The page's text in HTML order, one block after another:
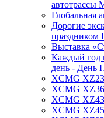
автотрассы
Глобальная
Дорогие
праздником
Выставка
Каждый год
день - День
XCMG
XCMG
XCMG
XCMG